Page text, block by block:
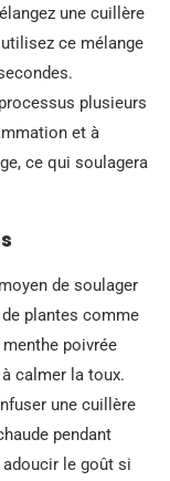
une cuillère
ce mélange
plusieurs
et à
ce qui soulagera
de soulager
plantes comme
poivrée
calmer la toux.
une cuillère
pendant
le goût si